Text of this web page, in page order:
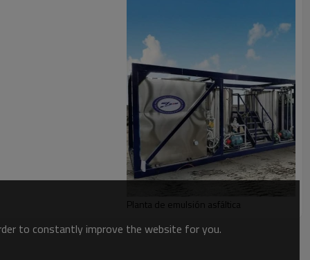
Planta de emulsión asfáltica
to constantly improve the website for you.